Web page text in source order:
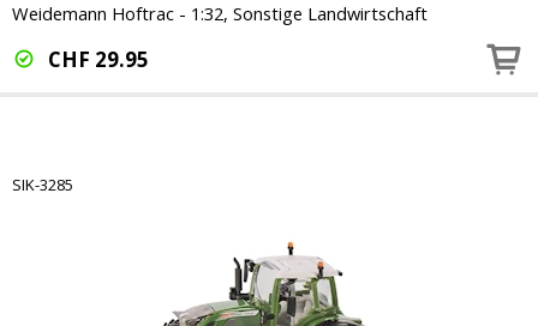
Weidemann Hoftrac - 1:32, Sonstige Landwirtschaft
CHF 29.95
SIK-3285